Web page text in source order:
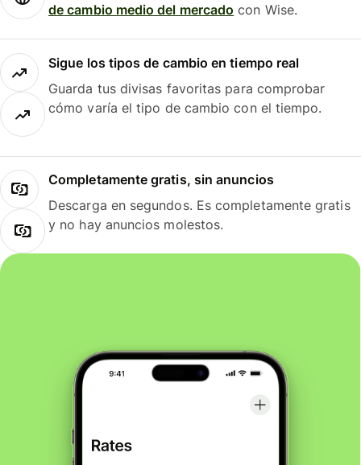
de cambio medio del mercado con Wise.
Sigue los tipos de cambio en tiempo real
Guarda tus divisas favoritas para comprobar
cómo varía el tipo de cambio con el tiempo.
Completamente gratis, sin anuncios
Descarga en segundos. Es completamente gratis
y no hay anuncios molestos.